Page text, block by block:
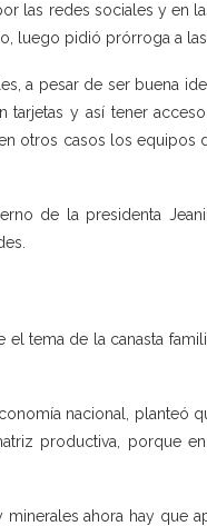
las redes sociales y en
luego pidió prórroga a las
a pesar de ser buena
tarjetas y así tener
otros casos los
de la presidenta
el tema de la canasta
nacional, planteó
productiva, porque
ahora hay que